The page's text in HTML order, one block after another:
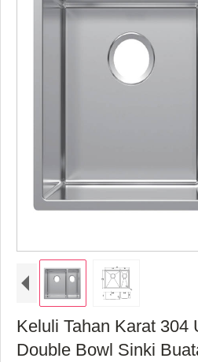
Keluli Tahan Karat 304
Double Bowl Sinki